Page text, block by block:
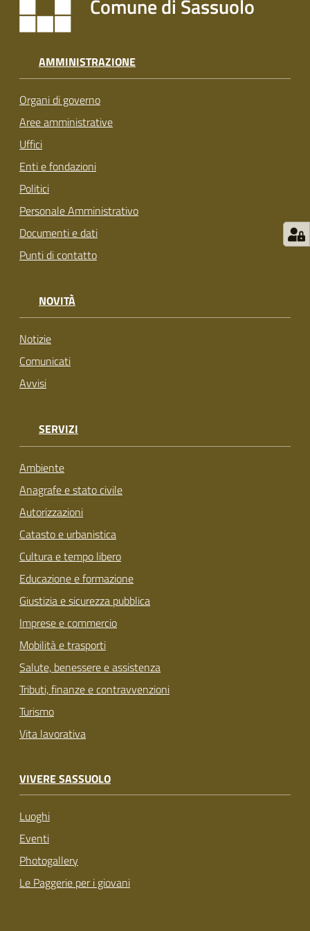
t
s
u
o
Tutti
gli
argomenti...
Seguici
su
Comune di Sassuolo
AMMINISTRAZIONE
Organi di governo
Aree amministrative
Uffici
Enti e fondazioni
Politici
Personale Amministrativo
Documenti e dati
Punti di contatto
NOVITÀ
Notizie
Comunicati
Avvisi
SERVIZI
Ambiente
Anagrafe e stato civile
Autorizzazioni
Catasto e urbanistica
Cultura e tempo libero
Educazione e formazione
Giustizia e sicurezza pubblica
Imprese e commercio
Mobilità e trasporti
Salute, benessere e assistenza
Tributi, finanze e contravvenzioni
Turismo
Vita lavorativa
VIVERE SASSUOLO
Luoghi
Eventi
Photogallery
Le Paggerie per i giovani